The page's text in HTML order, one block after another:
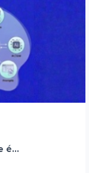
é...